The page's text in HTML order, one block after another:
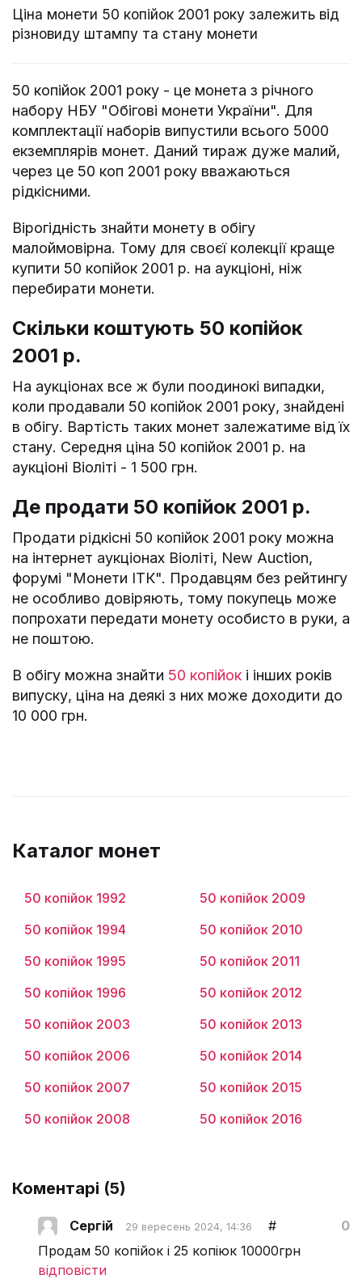
Ціна монети 50 копійок 2001 року залежить від
різновиду штампу та стану монети
50 копійок 2001 року - це монета з річного
набору НБУ "Обігові монети України". Для
комплектації наборів випустили всього 5000
екземплярів монет. Даний тираж дуже малий,
через це 50 коп 2001 року вважаються
рідкісними.
Вірогідність знайти монету в обігу
малоймовірна. Тому для своєї колекції краще
купити 50 копійок 2001 р. на аукціоні, ніж
перебирати монети.
Скільки коштують 50 копійок
2001 р.
На аукціонах все ж були поодинокі випадки,
коли продавали 50 копійок 2001 року, знайдені
в обігу. Вартість таких монет залежатиме від їх
стану. Середня ціна 50 копійок 2001 р. на
аукціоні Віоліті - 1 500 грн.
Де продати 50 копійок 2001 р.
Продати рідкісні 50 копійок 2001 року можна
на інтернет аукціонах Віоліті, New Auction,
форумі "Монети ІТК". Продавцям без рейтингу
не особливо довіряють, тому покупець може
попрохати передати монету особисто в руки, а
не поштою.
В обігу можна знайти 50 копійок і інших років
випуску, ціна на деякі з них може доходити до
10 000 грн.
Каталог монет
50 копійок 1992
50 копійок 1994
50 копійок 1995
50 копійок 1996
50 копійок 2003
50 копійок 2006
50 копійок 2007
50 копійок 2008
50 копійок 2009
50 копійок 2010
50 копійок 2011
50 копійок 2012
50 копійок 2013
50 копійок 2014
50 копійок 2015
50 копійок 2016
Коментарі (5)
Сергій 29 вересень 2024, 14:36 #
0
Продам 50 копійок і 25 копіюк 10000грн
відповісти